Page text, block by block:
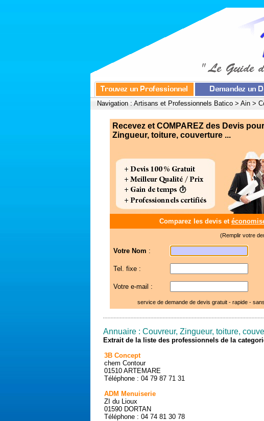
Navigation : Artisans et Professionnels Batico > Ain >
Recevez et COMPAREZ des Devis
Zingueur, toiture, couverture ...
Comparez les devis et
(Remplir votre
Votre Nom :
Tel. fixe :
Votre e-mail :
service de demande de devis gratuit - rapide -
Annuaire : Couvreur, Zingueur, toiture,
Extrait de la liste des professionnels de la
3B Concept
chem Contour
01510 ARTEMARE
Téléphone : 04 79 87 71 31
ADM Menuiserie
ZI du Lioux
01590 DORTAN
Téléphone : 04 74 81 30 78